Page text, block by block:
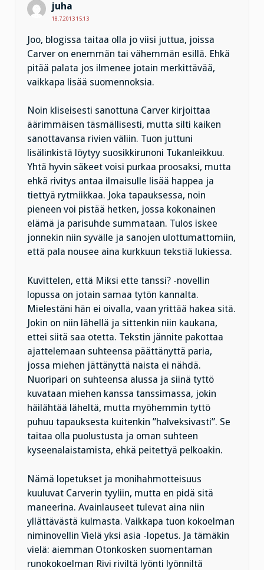
juha
18.7.2013 15:13
Joo, blogissa taitaa olla jo viisi juttua, joissa
Carver on enemmän tai vähemmän esillä. Ehkä
pitää palata jos ilmenee jotain merkittävää,
vaikkapa lisää suomennoksia.
Noin kliseisesti sanottuna Carver kirjoittaa
äärimmäisen täsmällisesti, mutta silti kaiken
sanottavansa rivien väliin. Tuon juttuni
lisälinkistä löytyy suosikkirunoni Tukanleikkuu.
Yhtä hyvin säkeet voisi purkaa proosaksi, mutta
ehkä rivitys antaa ilmaisulle lisää happea ja
tiettyä rytmiikkaa. Joka tapauksessa, noin
pieneen voi pistää hetken, jossa kokonainen
elämä ja parisuhde summataan. Tulos iskee
jonnekin niin syvälle ja sanojen ulottumattomiin,
että pala nousee aina kurkkuun tekstiä lukiessa.
Kuvittelen, että Miksi ette tanssi? -novellin
lopussa on jotain samaa tytön kannalta.
Mielestäni hän ei oivalla, vaan yrittää hakea sitä.
Jokin on niin lähellä ja sittenkin niin kaukana,
ettei siitä saa otetta. Tekstin jännite pakottaa
ajattelemaan suhteensa päättänyttä paria,
jossa miehen jättänyttä naista ei nähdä.
Nuoripari on suhteensa alussa ja siinä tyttö
kuvataan miehen kanssa tanssimassa, jokin
häilähtää läheltä, mutta myöhemmin tyttö
puhuu tapauksesta kuitenkin ”halveksivasti”. Se
taitaa olla puolustusta ja oman suhteen
kyseenalaistamista, ehkä peitettyä pelkoakin.
Nämä lopetukset ja monihahmotteisuus
kuuluvat Carverin tyyliin, mutta en pidä sitä
maneerina. Avainlauseet tulevat aina niin
yllättävästä kulmasta. Vaikkapa tuon kokoelman
niminovellin Vielä yksi asia -lopetus. Ja tämäkin
vielä: aiemman Otonkosken suomentaman
runokokoelman Rivi riviltä lyönti lyönniltä